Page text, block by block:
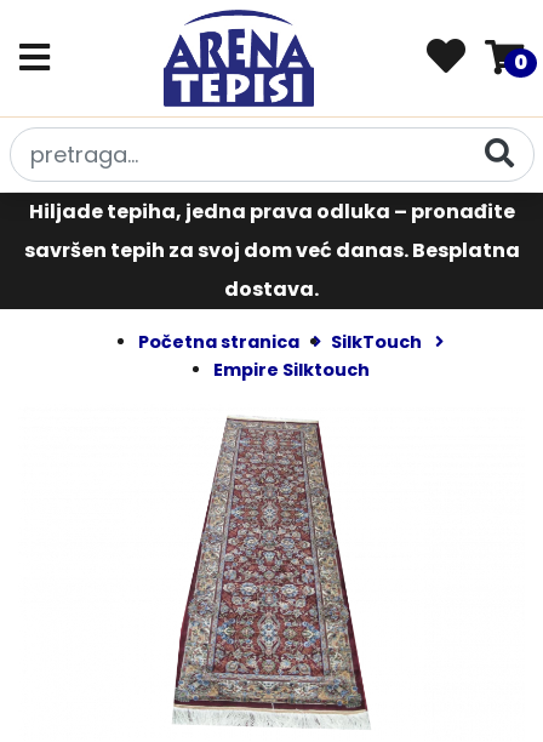
0
Hiljade tepiha, jedna prava odluka – pronađite
savršen tepih za svoj dom već danas. Besplatna
dostava.
Početna stranica
SilkTouch
Empire Silktouch